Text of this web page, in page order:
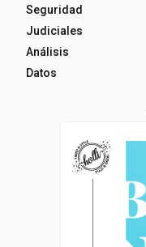
Seguridad
Judiciales
Análisis
Datos